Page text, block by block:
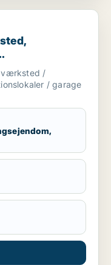
til salg i
Amager
værksted /
/ garage